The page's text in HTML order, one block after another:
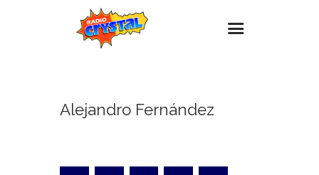
Estaciones
Promociones
Alejandro Fernández